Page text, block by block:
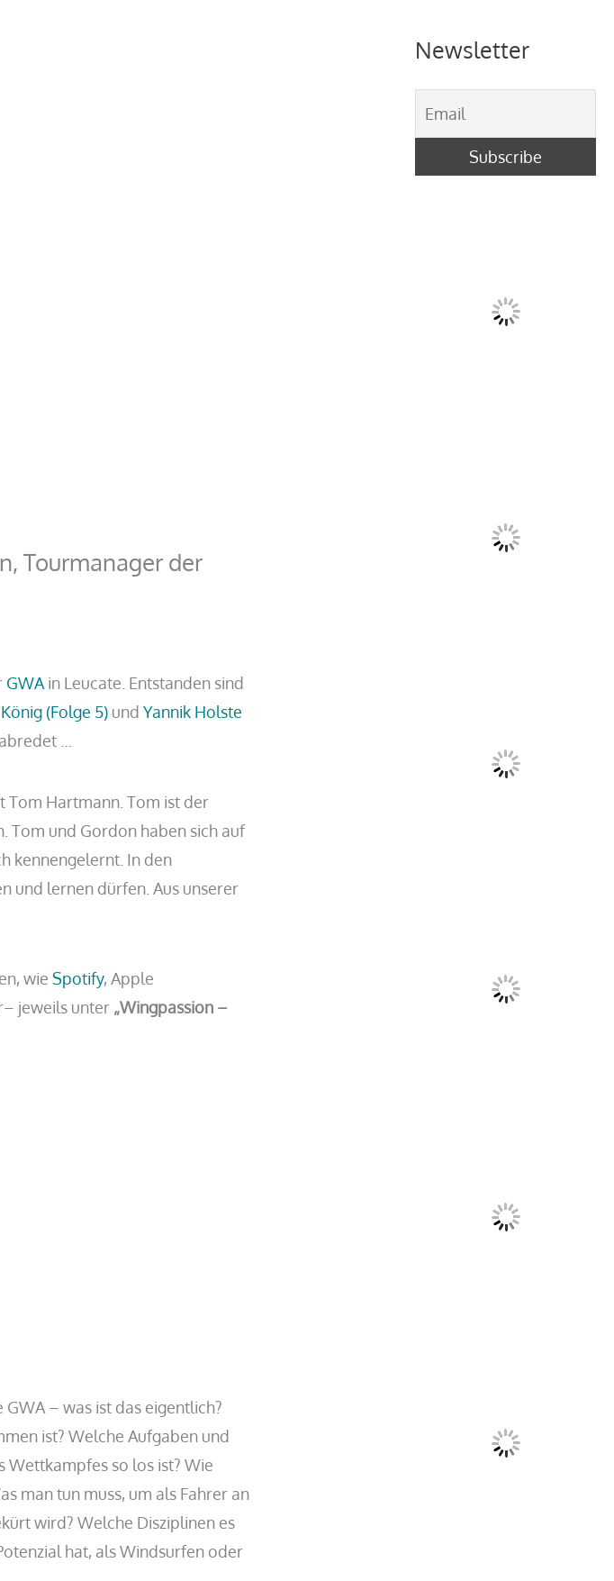
Tourmanager der
GWA in Leucate. Entstanden sind
(Folge 5) undYannik Holste
…
Tom Hartmann. Tom ist der
Tom und Gordon haben sich auf
kennengelernt. In den
und lernen dürfen. Aus unserer
wieSpotify, Apple
jeweils unter „Wingpassion –
– was ist das eigentlich?
ist? Welche Aufgaben und
Wettkampfes so los ist? Wie
man tun muss, um als Fahrer an
wird? Welche Disziplinen es
hat, als Windsurfen oder
Newsletter